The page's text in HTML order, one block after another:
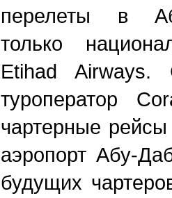
перелеты в
только
Etihad Airways.
туроператор
чартерные
аэропорт Абу-
будущих